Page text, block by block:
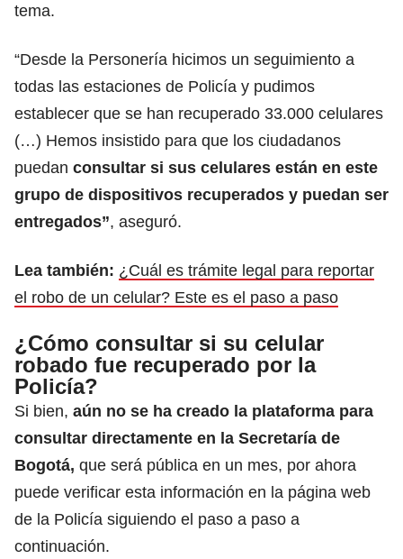
tema.
“Desde la Personería hicimos un seguimiento a
todas las estaciones de Policía y pudimos
establecer que se han recuperado 33.000 celulares
(…) Hemos insistido para que los ciudadanos
puedan consultar si sus celulares están en este
grupo de dispositivos recuperados y puedan ser
entregados”, aseguró.
Lea también: ¿Cuál es trámite legal para reportar
el robo de un celular? Este es el paso a paso
¿Cómo consultar si su celular
robado fue recuperado por la
Policía?
Si bien, aún no se ha creado la plataforma para
consultar directamente en la Secretaría de
Bogotá, que será pública en un mes, por ahora
puede verificar esta información en la página web
de la Policía siguiendo el paso a paso a
continuación.